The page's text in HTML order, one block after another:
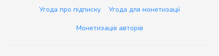
Угода про підписку
Угода для монетизації
Монетизація авторів